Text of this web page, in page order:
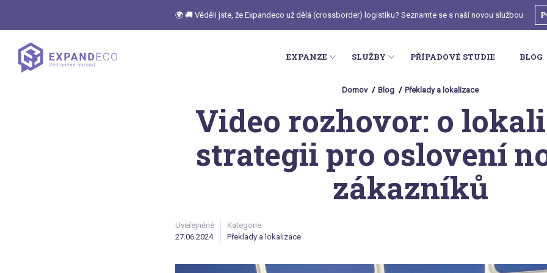
🌍 🚚 Věděli jste, že Expandeco už dělá (crossborder) logistiku? Seznamte se s naší novou službou
EXPANZE SLUŽBY PŘÍPADOVÉ STUDIE BLOG
Domov Blog Překlady a lokalizace
Video rozhovor: o
strategii pro oslovení
zákazníků
Uveřejněné
27.06.2024
Kategorie
Překlady a lokalizace